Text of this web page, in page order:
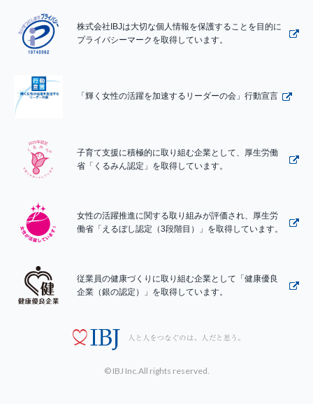
株式会社IBJは大切な個人情報を保護することを目的に
プライバシーマークを取得しています。
「輝く女性の活躍を加速するリーダーの会」行動宣言
子育て支援に積極的に取り組む企業として、厚生労働
省「くるみん認定」を取得しています。
女性の活躍推進に関する取り組みが評価され、厚生労
働省「えるぼし認定（3段階目）」を取得しています。
従業員の健康づくりに取り組む企業として「健康優良
企業（銀の認定）」を取得しています。
© IBJ Inc.All rights reserved.